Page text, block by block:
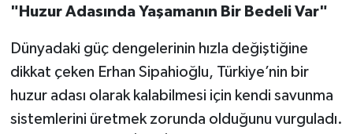
"Huzur Adasında Yaşamanın Bir Bedeli Var"
Dünyadaki güç dengelerinin hızla değiştiğine
dikkat çeken Erhan Sipahioğlu, Türkiye’nin bir
huzur adası olarak kalabilmesi için kendi savunma
sistemlerini üretmek zorunda olduğunu vurguladı.